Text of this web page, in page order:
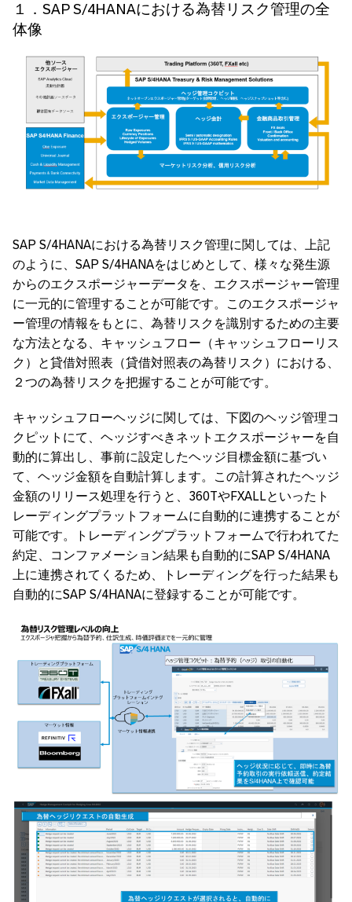
１．SAP S/4HANAにおける為替リスク管理の全
体像
SAP S/4HANAにおける為替リスク管理に関しては、上記
のように、SAP S/4HANAをはじめとして、様々な発生源
からのエクスポージャーデータを、エクスポージャー管理
に一元的に管理することが可能です。このエクスポージャ
ー管理の情報をもとに、為替リスクを識別するための主要
な方法となる、キャッシュフロー（キャッシュフローリス
ク）と貸借対照表（貸借対照表の為替リスク）における、
２つの為替リスクを把握することが可能です。
キャッシュフローヘッジに関しては、下図のヘッジ管理コ
クピットにて、ヘッジすべきネットエクスポージャーを自
動的に算出し、事前に設定したヘッジ目標金額に基づい
て、ヘッジ金額を自動計算します。この計算されたヘッジ
金額のリリース処理を行うと、360TやFXALLといったト
レーディングプラットフォームに自動的に連携することが
可能です。トレーディングプラットフォームで行われてた
約定、コンファメーション結果も自動的にSAP S/4HANA
上に連携されてくるため、トレーディングを行った結果も
自動的にSAP S/4HANAに登録することが可能です。